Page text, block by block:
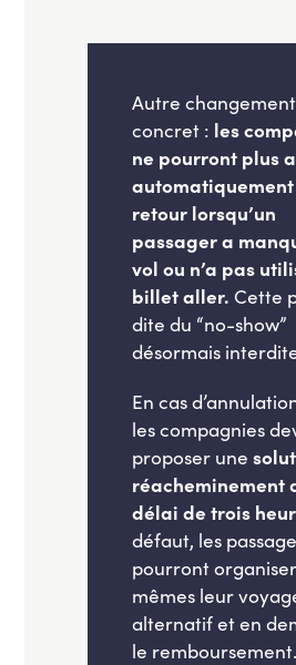
Autre changement
concret : les
ne pourront plus
automatiquement
retour lorsqu’un
passager a
vol ou n’a pas
billet aller. Cette
dite du “no-show”
désormais
En cas
les compagnies
proposer une
réacheminement
délai de trois
défaut, les
pourront
mêmes leur
alternatif et en
le remboursement.